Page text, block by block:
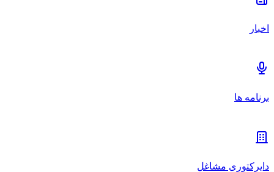
اخبار
برنامه ها
دایرکتوری مشاغل